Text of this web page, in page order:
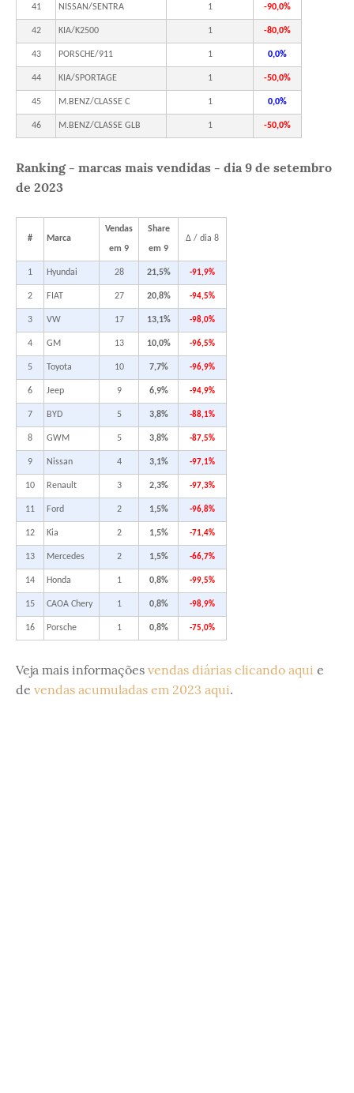
41 NISSAN/SENTRA 1 -90,0%
42 KIA/K2500 1 -80,0%
43 PORSCHE/911 1 0,0%
44 KIA/SPORTAGE 1 -50,0%
45 M.BENZ/CLASSE C 1 0,0%
46 M.BENZ/CLASSE GLB 1 -50,0%
Ranking - marcas mais vendidas - dia 9 de setembro
de 2023
# Marca
Vendas
em 9
Share
em 9
Δ / dia 8
1 Hyundai 28 21,5% -91,9%
2 FIAT 27 20,8% -94,5%
3 VW 17 13,1% -98,0%
4 GM 13 10,0% -96,5%
5 Toyota 10 7,7% -96,9%
6 Jeep 9 6,9% -94,9%
7 BYD 5 3,8% -88,1%
8 GWM 5 3,8% -87,5%
9 Nissan 4 3,1% -97,1%
10 Renault 3 2,3% -97,3%
11 Ford 2 1,5% -96,8%
12 Kia 2 1,5% -71,4%
13 Mercedes 2 1,5% -66,7%
14 Honda 1 0,8% -99,5%
15 CAOA Chery 1 0,8% -98,9%
16 Porsche 1 0,8% -75,0%
Veja mais informações vendas diárias clicando aqui e
de vendas acumuladas em 2023 aqui.